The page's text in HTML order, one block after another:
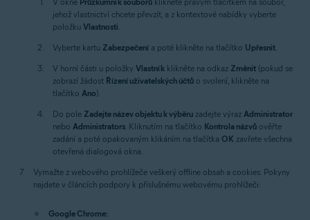
jehož vlastnictví chcete převzít, a z kontextové nabídky vyberte
položku Vlastnosti.
Vyberte kartu Zabezpečení a poté klikněte na tlačítko Upřesnit.
V horní části u položky Vlastník klikněte na odkaz Změnit (pokud se
zobrazí žádost Řízení uživatelských účtů o svolení, klikněte na
tlačítko Ano).
Do pole Zadejte název objektu k výběru zadejte výraz Administrator
nebo Administrators. Kliknutím na tlačítko Kontrola názvů ověřte
zadání a poté opakovaným klikáním na tlačítka OK zavřete všechna
otevřená dialogová okna.
Vymažte z webového prohlížeče veškerý offline obsah a cookies. Pokyny
najdete v článcích podpory k příslušnému webovému prohlížeči:
Google Chrome: